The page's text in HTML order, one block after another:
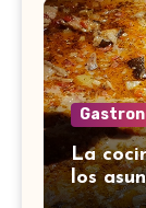
La
los